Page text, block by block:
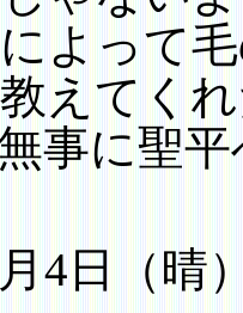
よって毛
えてく
事に聖
月 4 日（晴